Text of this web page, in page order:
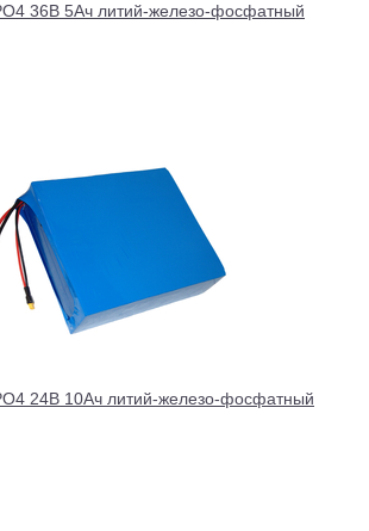
36В 5Ач литий-железо-фосфатный
24В 10Ач литий-железо-фосфатный